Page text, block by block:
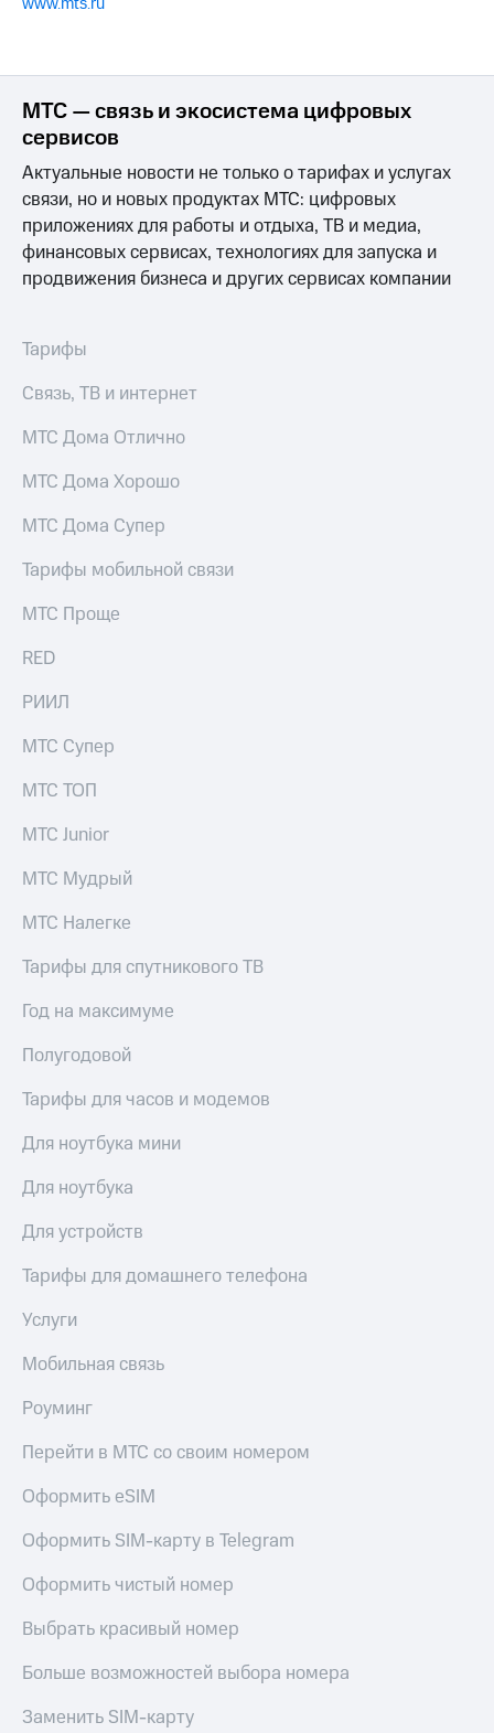
МТС — связь и экосистема цифровых
сервисов
Актуальные новости не только о тарифах и услугах
связи, но и новых продуктах МТС: цифровых
приложениях для работы и отдыха, ТВ и медиа,
финансовых сервисах, технологиях для запуска и
продвижения бизнеса и других сервисах компании
Тарифы
Связь, ТВ и интернет
МТС Дома Отлично
МТС Дома Хорошо
МТС Дома Супер
Тарифы мобильной связи
МТС Проще
RED
РИИЛ
МТС Супер
МТС ТОП
МТС Junior
МТС Мудрый
МТС Налегке
Тарифы для спутникового ТВ
Год на максимуме
Полугодовой
Тарифы для часов и модемов
Для ноутбука мини
Для ноутбука
Для устройств
Тарифы для домашнего телефона
Услуги
Мобильная связь
Роуминг
Перейти в МТС со своим номером
Оформить eSIM
Оформить SIM-карту в Telegram
Оформить чистый номер
Выбрать красивый номер
Больше возможностей выбора номера
Заменить SIM-карту